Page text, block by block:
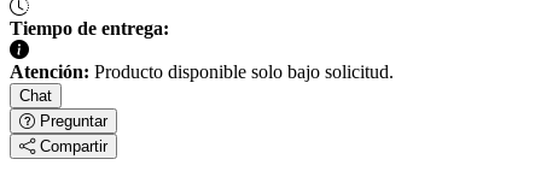
Tiempo de entrega:
Atención: Producto disponible solo bajo solicitud.
Chat
Preguntar
Compartir